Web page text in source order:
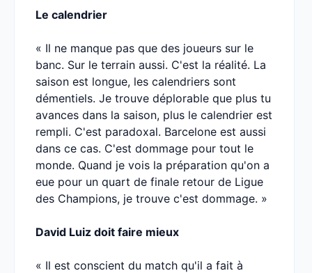
Le calendrier
« Il ne manque pas que des joueurs sur le
banc. Sur le terrain aussi. C'est la réalité. La
saison est longue, les calendriers sont
démentiels. Je trouve déplorable que plus tu
avances dans la saison, plus le calendrier est
rempli. C'est paradoxal. Barcelone est aussi
dans ce cas. C'est dommage pour tout le
monde. Quand je vois la préparation qu'on a
eue pour un quart de finale retour de Ligue
des Champions, je trouve c'est dommage. »
David Luiz doit faire mieux
« Il est conscient du match qu'il a fait à